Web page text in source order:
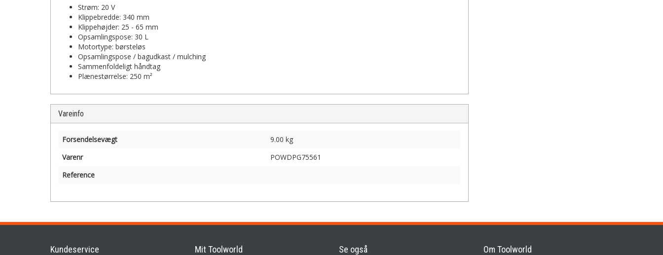
Strøm: 20 V
Klippebredde: 340 mm
Klippehøjder: 25 - 65 mm
Opsamlingspose: 30 L
Motortype: børsteløs
Opsamlingspose / bagudkast / mulching
Sammenfoldeligt håndtag
Plænestørrelse: 250 m²
Vareinfo
Forsendelsevægt
9.00 kg
Varenr
POWDPG75561
Reference
Kundeservice Mit Toolworld Se også Om Toolworld